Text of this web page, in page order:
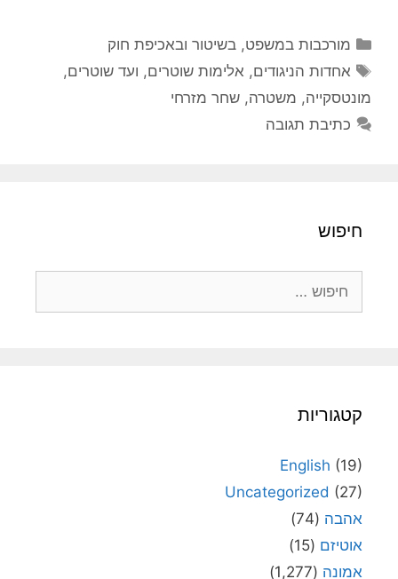
קטגוריות
מורכבות במשפט, בשיטור ובאכיפת חוק
תגיות
אחדות הניגודים, אלימות שוטרים, ועד שוטרים,
מונטסקייה, משטרה, שחר מזרחי
כתיבת תגובה
חיפוש
קטגוריות
English (19)
Uncategorized (27)
אהבה (74)
אוטיזם (15)
אמונה (1,277)